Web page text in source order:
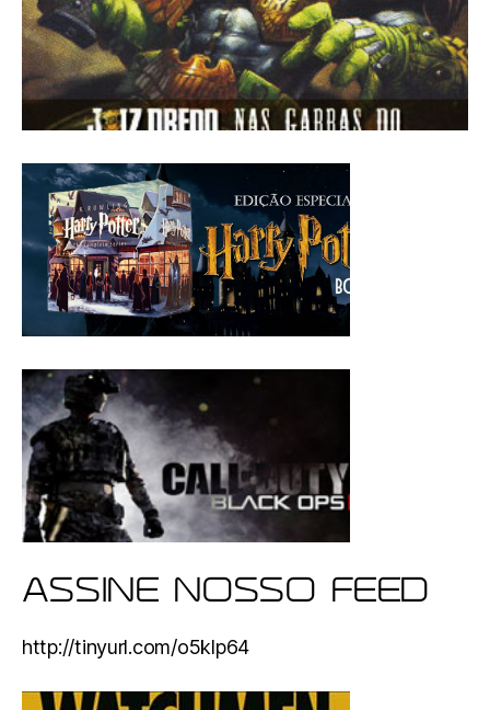
ASSINE NOSSO FEED
http://tinyurl.com/o5klp64